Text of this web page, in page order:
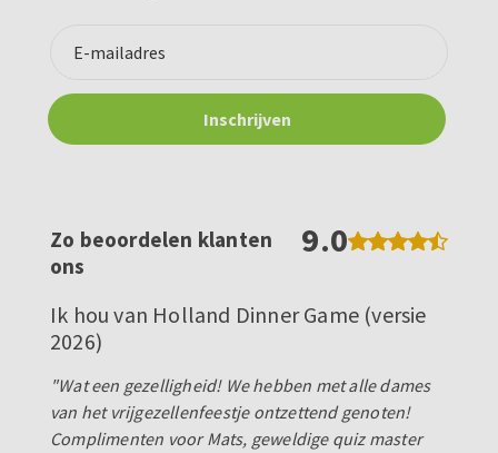
Zo beoordelen klanten
ons
9.0
Ik hou van Holland Dinner Game (versie
2026)
"Wat een gezelligheid! We hebben met alle dames
van het vrijgezellenfeestje ontzettend genoten!
Complimenten voor Mats, geweldige quiz master